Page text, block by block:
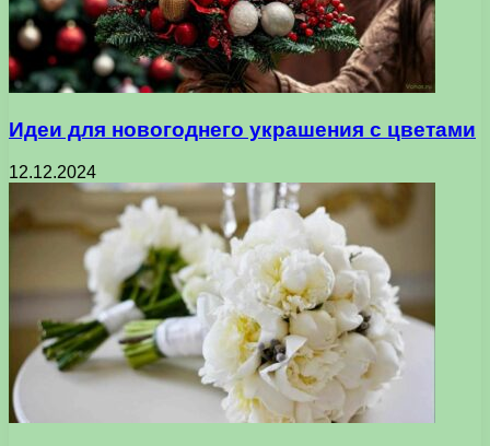
Идеи для новогоднего украшения с цветами
12.12.2024